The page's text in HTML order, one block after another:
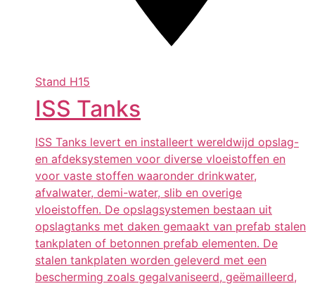
Stand H15
ISS Tanks
ISS Tanks levert en installeert wereldwijd opslag-
en afdeksystemen voor diverse vloeistoffen en
voor vaste stoffen waaronder drinkwater,
afvalwater, demi-water, slib en overige
vloeistoffen. De opslagsystemen bestaan uit
opslagtanks met daken gemaakt van prefab stalen
tankplaten of betonnen prefab elementen. De
stalen tankplaten worden geleverd met een
bescherming zoals gegalvaniseerd, geëmailleerd,